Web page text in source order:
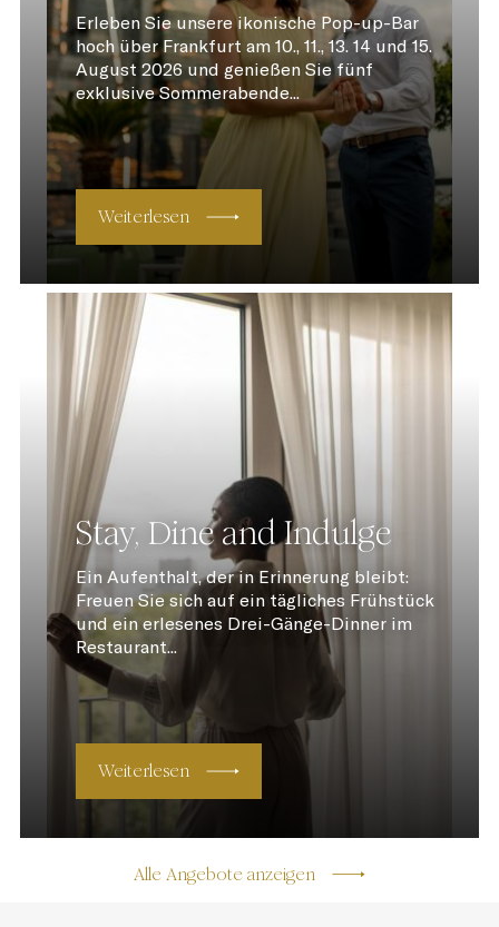
Erleben Sie unsere ikonische Pop-up-Bar
hoch über Frankfurt am 10., 11., 13. 14 und 15.
August 2026 und genießen Sie fünf
exklusive Sommerabende...
Weiterlesen
Stay, Dine and Indulge
Ein Aufenthalt, der in Erinnerung bleibt:
Freuen Sie sich auf ein tägliches Frühstück
und ein erlesenes Drei-Gänge-Dinner im
Restaurant...
Weiterlesen
Alle Angebote anzeigen